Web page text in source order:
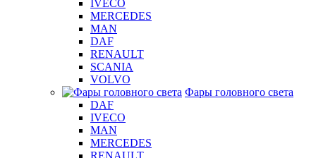
IVECO
MERCEDES
MAN
DAF
RENAULT
SCANIA
VOLVO
Фары головного света
DAF
IVECO
MAN
MERCEDES
RENAULT